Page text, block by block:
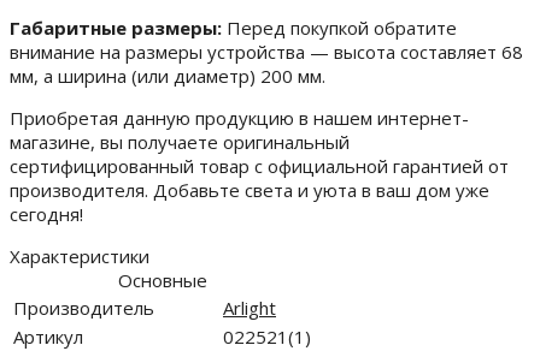
Габаритные размеры: Перед покупкой обратите
внимание на размеры устройства — высота составляет 68
мм, а ширина (или диаметр) 200 мм.
Приобретая данную продукцию в нашем интернет-
магазине, вы получаете оригинальный
сертифицированный товар с официальной гарантией от
производителя. Добавьте света и уюта в ваш дом уже
сегодня!
Характеристики
Основные
Производитель
Arlight
Артикул
022521(1)